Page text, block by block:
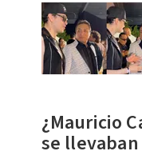
¿Mauricio
se